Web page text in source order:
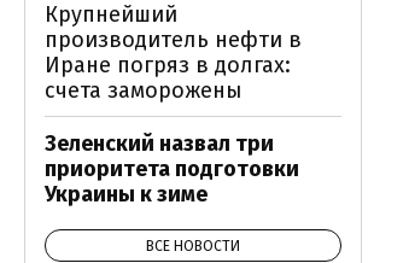
Крупнейший
производитель нефти в
Иране погряз в долгах:
счета заморожены
Зеленский назвал три
приоритета подготовки
Украины к зиме
ВСЕ НОВОСТИ